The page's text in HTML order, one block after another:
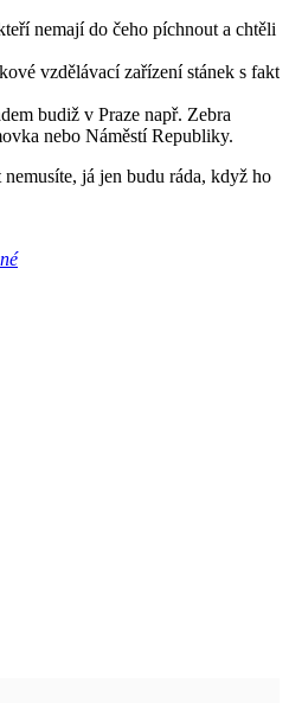
nemají do čeho píchnout a chtěli
vzdělávací zařízení stánek s fakt
budiž v Praze např. Zebra
nebo Náměstí Republiky.
já jen budu ráda, když ho